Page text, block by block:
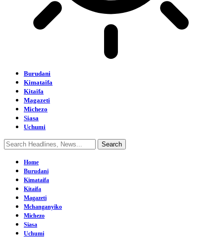
Burudani
Kimataifa
Kitaifa
Magazeti
Michezo
Siasa
Uchumi
Home
Burudani
Kimataifa
Kitaifa
Magazeti
Mchanganyiko
Michezo
Siasa
Uchumi